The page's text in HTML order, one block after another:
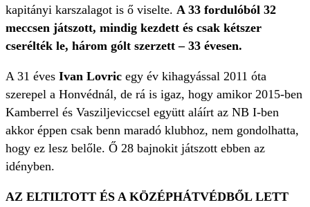
kapitányi karszalagot is ő viselte. A 33 fordulóból 32
meccsen játszott, mindig kezdett és csak kétszer
cserélték le, három gólt szerzett – 33 évesen.
A 31 éves Ivan Lovric egy év kihagyással 2011 óta
szerepel a Honvédnál, de rá is igaz, hogy amikor 2015-ben
Kamberrel és Vasziljeviccsel együtt aláírt az NB I-ben
akkor éppen csak benn maradó klubhoz, nem gondolhatta,
hogy ez lesz belőle. Ő 28 bajnokit játszott ebben az
idényben.
AZ ELTILTOTT ÉS A KÖZÉPHÁTVÉDBŐL LETT